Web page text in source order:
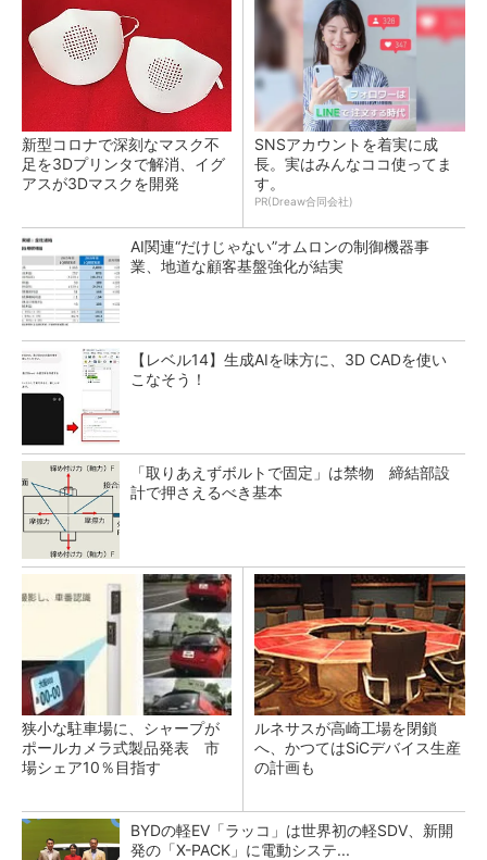
新型コロナで深刻なマスク不
足を3Dプリンタで解消、イグ
アスが3Dマスクを開発
SNSアカウントを着実に成
長。実はみんなココ使ってま
す。
PR(Dreaw合同会社)
AI関連“だけじゃない”オムロンの制御機器事
業、地道な顧客基盤強化が結実
【レベル14】生成AIを味方に、3D CADを使い
こなそう！
「取りあえずボルトで固定」は禁物 締結部設
計で押さえるべき基本
狭小な駐車場に、シャープが
ポールカメラ式製品発表 市
場シェア10％目指す
ルネサスが高崎工場を閉鎖
へ、かつてはSiCデバイス生産
の計画も
BYDの軽EV「ラッコ」は世界初の軽SDV、新開
発の「X-PACK」に電動システ...